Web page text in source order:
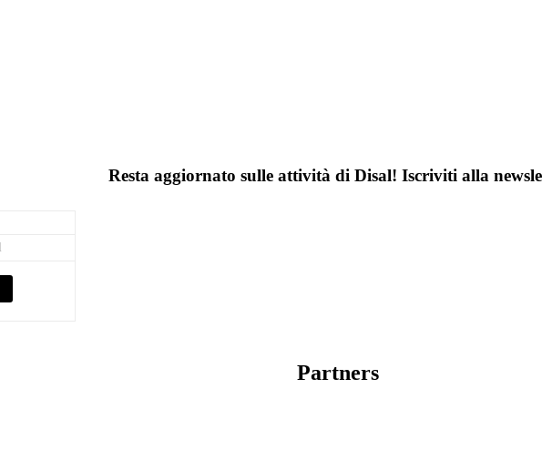
Resta aggiornato sulle attività di Disal! Iscriviti alla
Partners